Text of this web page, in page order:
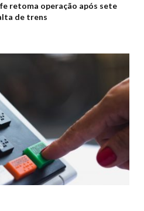
retoma operação após sete
de trens